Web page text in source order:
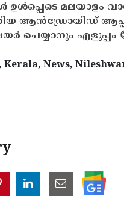
മലയാളം
ആൻഡ്രോയിഡ്
ചെയ്യാനും എളുപ്പം
Kerala, News,